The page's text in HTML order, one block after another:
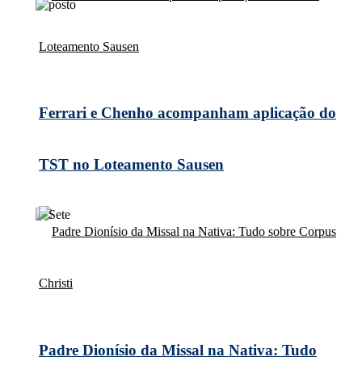
Ferrari e Chenho acompanham aplicação do
TST no Loteamento Sausen
Padre Dionísio da Missal na Nativa: Tudo